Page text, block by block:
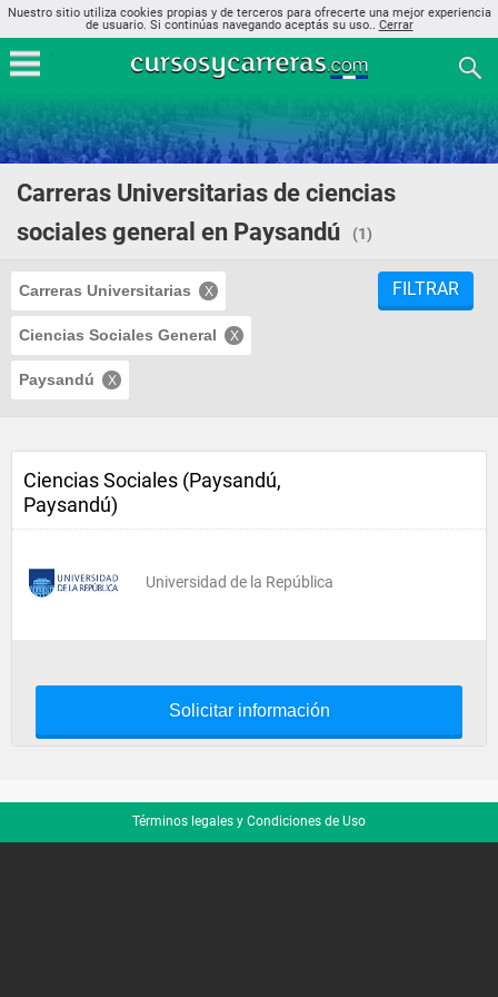
Nuestro sitio utiliza cookies propias y de terceros para ofrecerte una mejor experiencia
de usuario. Si continúas navegando aceptás su uso.. Cerrar
Carreras Universitarias de ciencias
sociales general en Paysandú
(1)
Carreras Universitarias
Ciencias Sociales General
Paysandú
FILTRAR
Ciencias Sociales (Paysandú,
Paysandú)
Universidad de la República
Solicitar información
Términos legales y Condiciones de Uso